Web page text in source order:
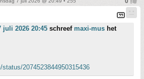
juli 2026 20:45 schreef maxi-mus het
2074523844950315436